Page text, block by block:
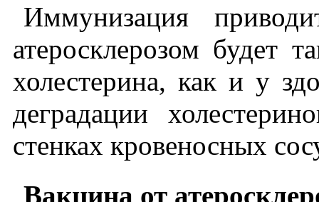
Иммунизация
атеросклерозом будет
холестерина, как и у
деградации
стенках кровеносных
Вакцина от